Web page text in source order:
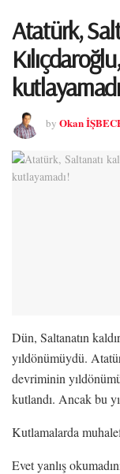
Atatürk,
by Okan
Dün, Saltanatın
yıldönümüydü.
devriminin
kutlandı. Ancak bu
Kutlamalarda
Evet yanlış